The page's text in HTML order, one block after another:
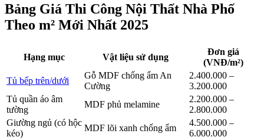
Bảng Giá Thi Công Nội Thất Nhà Phố
Theo m² Mới Nhất 2025
Hạng mục Vật liệu sử dụng
Đơn giá
(VNĐ/m²)
Tủ bếp trên/dưới
Gỗ MDF chống ẩm An
Cường
2.400.000 –
3.200.000
Tủ quần áo âm
tường
MDF phủ melamine
2.200.000 –
2.800.000
Giường ngủ (có hộc
kéo)
MDF lõi xanh chống ẩm
4.500.000 –
6.000.000